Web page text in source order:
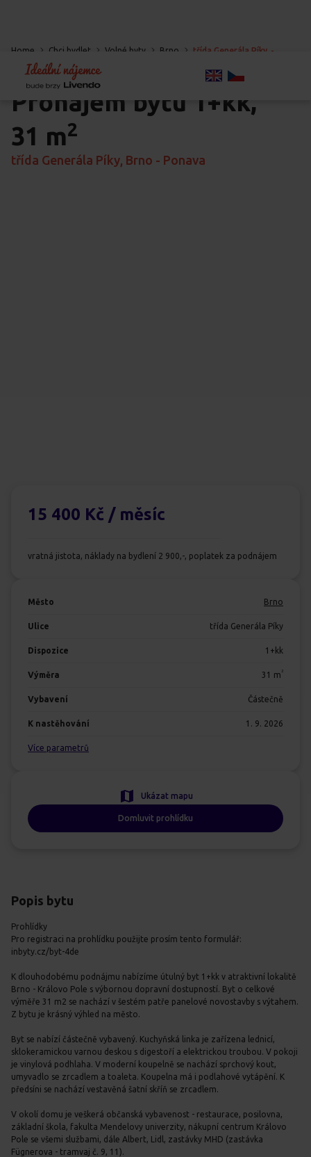
Home Chci bydlet Volné byty Brno třída Generála Píky -
Ponava
- Brno
Pronájem bytu 1+kk,
31 m2
třída Generála Píky, Brno - Ponava
15 400 Kč / měsíc
vratná jistota, náklady na bydlení 2 900,-, poplatek za podnájem
Město Brno
Ulice třída Generála Píky
Dispozice 1+kk
Výměra 31 m 2
Vybavení Částečně
K nastěhování 1. 9. 2026
Více parametrů
Ukázat mapu
Domluvit prohlídku
Popis bytu
Prohlídky
Pro registraci na prohlídku použijte prosím tento formulář:
inbyty.cz/byt-4de
K dlouhodobému podnájmu nabízíme útulný byt 1+kk v atraktivní lokalitě
Brno - Královo Pole s výbornou dopravní dostupností. Byt o celkové
výměře 31 m2 se nachází v šestém patře panelové novostavby s výtahem.
Z bytu je krásný výhled na město.
Byt se nabízí částečně vybavený. Kuchyňská linka je zařízena lednicí,
sklokeramickou varnou deskou s digestoří a elektrickou troubou. V pokoji
je vinylová podhlaha. V moderní koupelně se nachází sprchový kout,
umyvadlo se zrcadlem a toaleta. Koupelna má i podlahové vytápění. K
předsíni se nachází vestavěná šatní skříň se zrcadlem.
V okolí domu je veškerá občanská vybavenost - restaurace, posilovna,
základní škola, fakulta Mendelovy univerzity, nákupní centrum Královo
Pole se všemi službami, dále Albert, Lidl, zastávky MHD (zastávka
Fügnerova - tramvaj č. 9, 11).